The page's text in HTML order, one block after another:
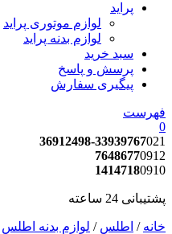
پراید
لوازم موتوری پراید
لوازم بدنه پراید
سبد خرید
پرسش و پاسخ
پیگیری سفارش
فهرست
0
36912498-33939767021
76486770912
14147180910
پشتیبانی 24 ساعته
خانه / اطلس / لوازم بدنه اطلس